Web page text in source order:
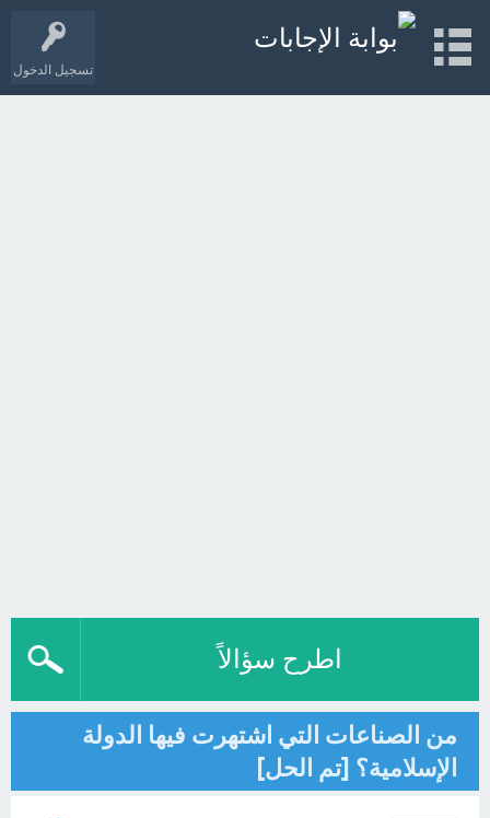
تسجيل الدخول
اطرح سؤالاً
من الصناعات التي اشتهرت فيها الدولة
الإسلامية؟ [تم الحل]